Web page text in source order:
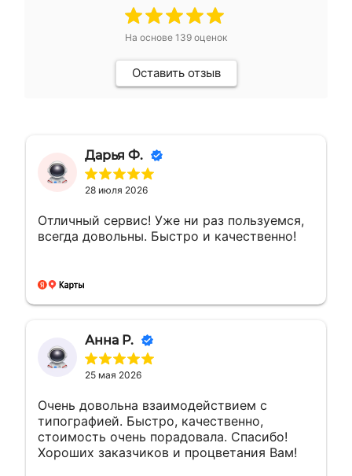
На основе 139 оценок
Оставить отзыв
Дарья Ф.
28 июля 2026
Отличный сервис! Уже ни раз пользуемся,
всегда довольны. Быстро и качественно!
Анна Р.
25 мая 2026
Очень довольна взаимодействием с
типографией. Быстро, качественно,
стоимость очень порадовала. Спасибо!
Хороших заказчиков и процветания Вам!